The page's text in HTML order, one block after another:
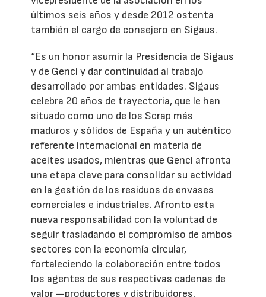
últimos seis años y desde 2012 ostenta
también el cargo de consejero en Sigaus.
“Es un honor asumir la Presidencia de Sigaus
y de Genci y dar continuidad al trabajo
desarrollado por ambas entidades. Sigaus
celebra 20 años de trayectoria, que le han
situado como uno de los Scrap más
maduros y sólidos de España y un auténtico
referente internacional en materia de
aceites usados, mientras que Genci afronta
una etapa clave para consolidar su actividad
en la gestión de los residuos de envases
comerciales e industriales. Afronto esta
nueva responsabilidad con la voluntad de
seguir trasladando el compromiso de ambos
sectores con la economía circular,
fortaleciendo la colaboración entre todos
los agentes de sus respectivas cadenas de
valor —productores y distribuidores,